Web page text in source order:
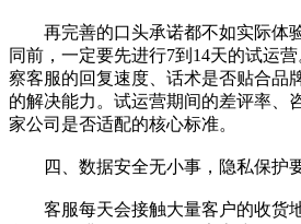
再完善的口头承诺都不如实际体
同前，一定要先进行7到14天的试运
察客服的回复速度、话术是否贴合品
的解决能力。试运营期间的差评率、
家公司是否适配的核心标准。
四、数据安全无小事，隐私保护
客服每天会接触大量客户的收货